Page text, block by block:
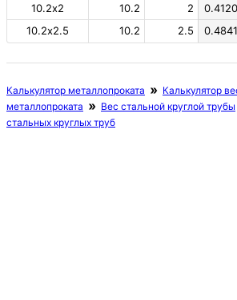
10.2х2
10.2 2
10.2х2.5
10.2 2.5
Калькулятор металлопроката
Калькулятор
металлопроката
Вес стальной круглой трубы
стальных круглых труб